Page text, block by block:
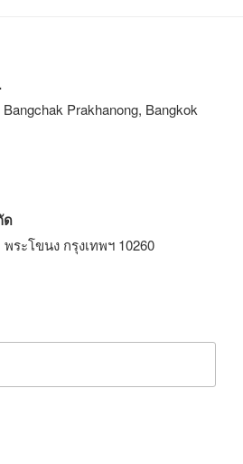
Prakhanong, Bangkok
ด
ระโขนง กรุงเทพฯ 10260